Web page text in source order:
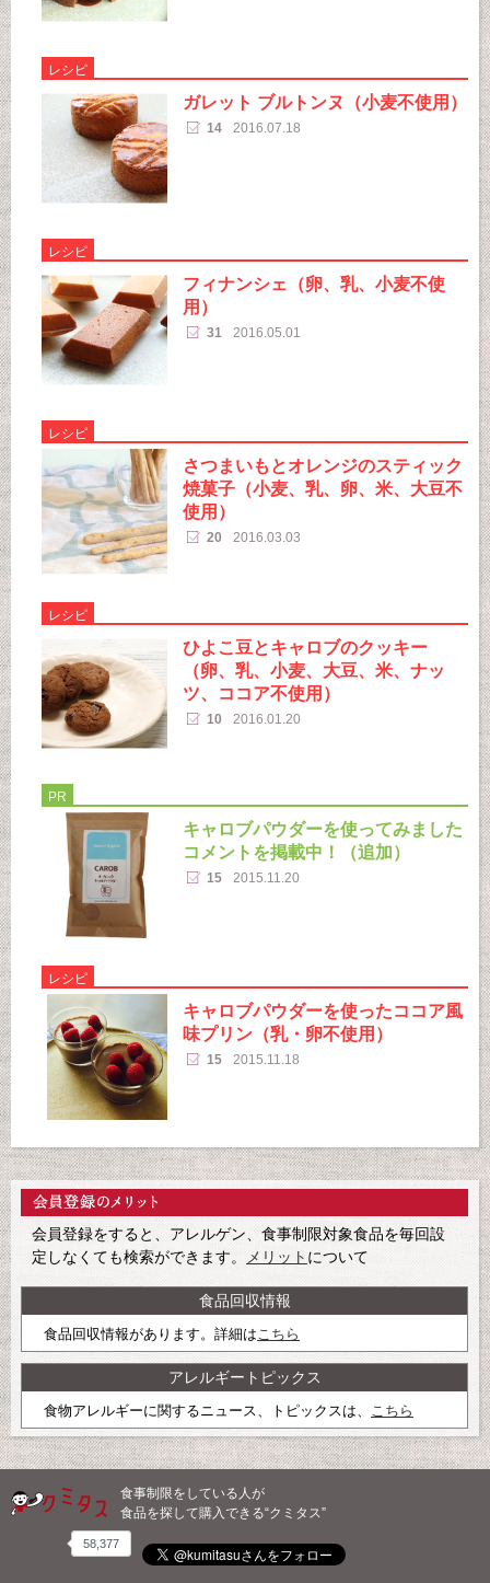
レシピ
ガレット ブルトンヌ（小麦不使用）
14 2016.07.18
レシピ
フィナンシェ（卵、乳、小麦不使
用）
31 2016.05.01
レシピ
さつまいもとオレンジのスティック
焼菓子（小麦、乳、卵、米、大豆不
使用）
20 2016.03.03
レシピ
ひよこ豆とキャロブのクッキー
（卵、乳、小麦、大豆、米、ナッ
ツ、ココア不使用）
10 2016.01.20
PR
キャロブパウダーを使ってみました
コメントを掲載中！（追加）
15 2015.11.20
レシピ
キャロブパウダーを使ったココア風
味プリン（乳・卵不使用）
15 2015.11.18
会員登録をすると、アレルゲン、食事制限対象食品を毎回設
定しなくても検索ができます。
メリット について
食品回収情報
食品回収情報があります。詳細はこちら
アレルギートピックス
食物アレルギーに関するニュース、トピックスは、 こちら
食事制限をしている人が
食品を探して購入できる“クミタス”
58,377